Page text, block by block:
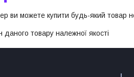
ви можете купити будь-який товар
товару належної якості